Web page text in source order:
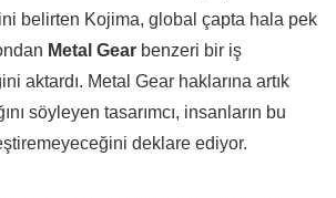
belirten Kojima, global çapta hala pek
Metal Gear benzeri bir iş
aktardı. Metal Gear haklarına artık
söyleyen tasarımcı, insanların bu
deklare ediyor.